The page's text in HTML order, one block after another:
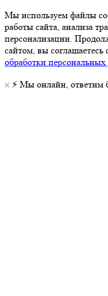
Мы используем файлы
работы сайта, анализа
персонализации.
сайтом, вы соглашаетесь
обработки
⚡️ Мы онлайн, ответим